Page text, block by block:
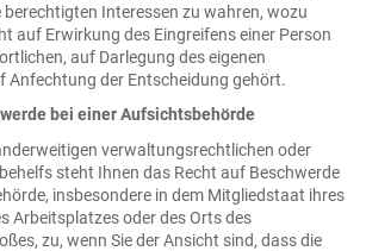
berechtigten Interessen zu wahren, wozu
auf Erwirkung des Eingreifens einer Person
auf Darlegung des eigenen
Anfechtung der Entscheidung gehört.
bei einer Aufsichtsbehörde
verwaltungsrechtlichen oder
steht Ihnen das Recht auf Beschwerde
insbesondere in dem Mitgliedstaat ihres
Arbeitsplatzes oder des Orts des
zu, wenn Sie der Ansicht sind, dass die